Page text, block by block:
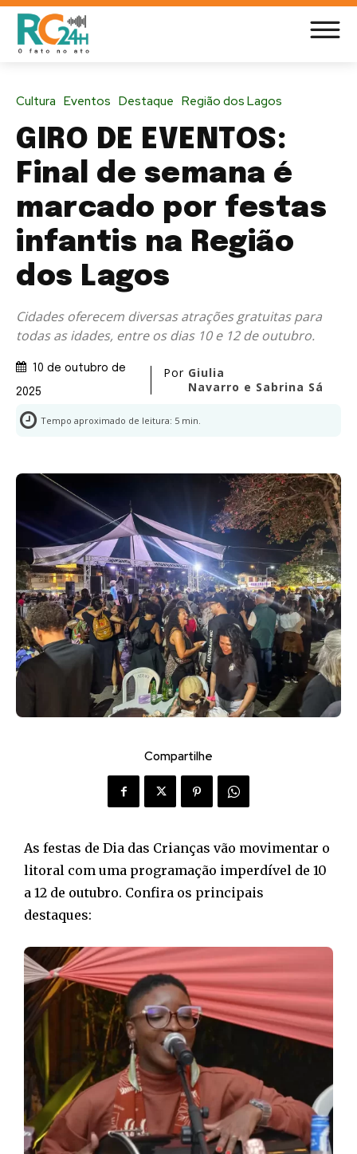
Cultura Eventos Destaque Região dos Lagos
GIRO DE EVENTOS:
Final de semana é
marcado por festas
infantis na Região
dos Lagos
Cidades oferecem diversas atrações gratuitas para
todas as idades, entre os dias 10 e 12 de outubro.
10 de outubro de
2025
Por Giulia
Navarro e Sabrina Sá
Tempo aproximado de leitura: 5 min.
Compartilhe
As festas de Dia das Crianças vão movimentar o
litoral com uma programação imperdível de 10
a 12 de outubro. Confira os principais
destaques: